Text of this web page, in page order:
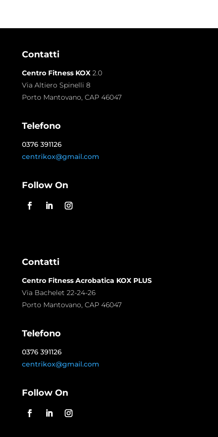
Contatti
Centro Fitness KOX2.0
Via Altiero Spinelli 8
Porto Mantovano, CAP 46047
Telefono
0376 391126
centrikox@gmail.com
Follow On
Contatti
Centro Fitness Acrobatica KOX PLUS
Via Bachelet 22-24-26
Porto Mantovano, CAP 46047
Telefono
0376 391126
centrikox@gmail.com
Follow On